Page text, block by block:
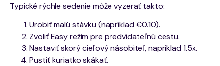
Typické rýchle sedenie môže vyzerať takto:
Urobiť malú stávku (napríklad €0.10).
Zvoliť Easy režim pre predvídateľnú cestu.
Nastaviť skorý cieľový násobiteľ, napríklad 1.5x.
Pustiť kuriatko skákať.